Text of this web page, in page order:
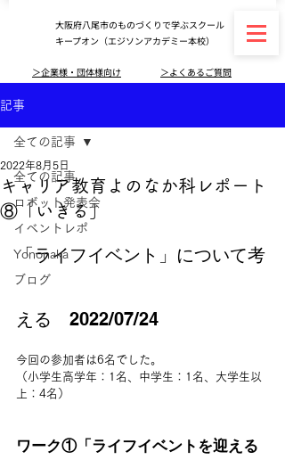
大阪府八尾市のものづくりで学ぶスクール
キープオン（エジソンアカデミー本校）
＞よくあるご質問
＞企業様・団体様向け
記事
全ての記事
ロボット発表会
イベントレポ
Yononaka
ブログ
全ての記事
キャリア教育よのなか科レポート
⑧「いきる」
2022年8月5日
「ライフイベント」について考
える　2022/07/24
今回の参加者は6名でした。
（小学生高学年：1名、中学生：1名、大学生以
上：4名）
ワーク①「ライフイベントを迎える